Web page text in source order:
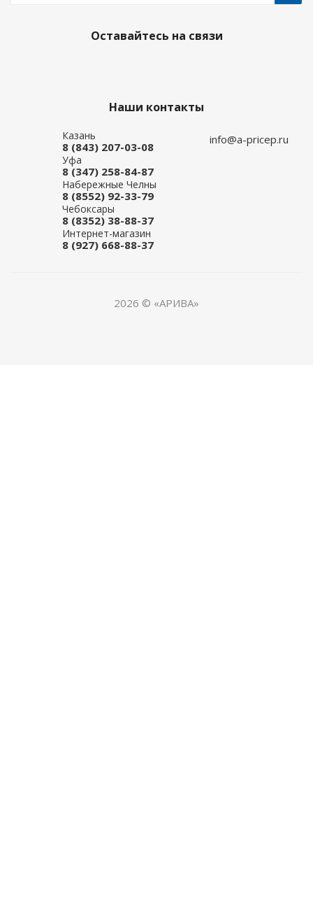
Оставайтесь на связи
Наши контакты
Казань
8 (843) 207-03-08
Уфа
8 (347) 258-84-87
Набережные Челны
8 (8552) 92-33-79
Чебоксары
8 (8352) 38-88-37
Интернет-магазин
8 (927) 668-88-37
info@a-pricep.ru
2026 © «АРИВА»